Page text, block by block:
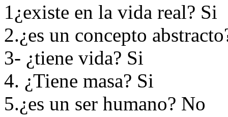
1¿existe en la vida real? Si
2.¿es un concepto
3- ¿tiene vida? Si
4. ¿Tiene masa? Si
5.¿es un ser humano? No